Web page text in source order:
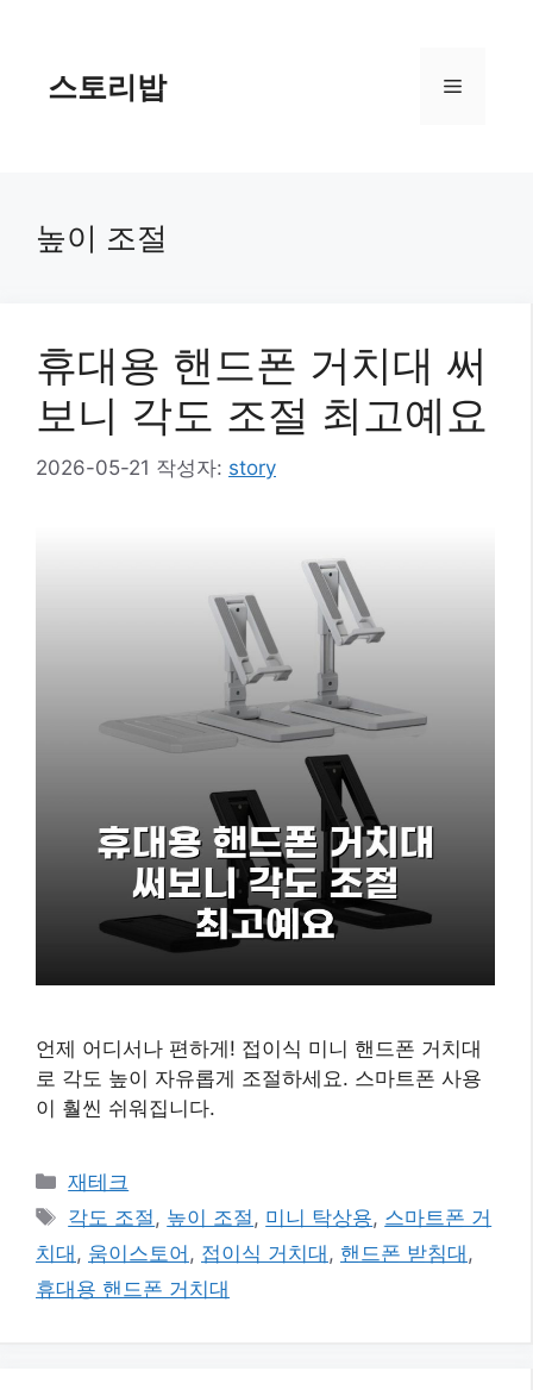
스토리밥 메
높이 조절
휴대용 핸드폰 거치대 써
보니 각도 조절 최고예요
2026-05-21 작성자: story
언제 어디서나 편하게! 접이식 미니 핸드폰 거치대
로 각도 높이 자유롭게 조절하세요. 스마트폰 사용
이 훨씬 쉬워집니다.
카
테
고
리
재테크
태
그
각도 조절 , 높이 조절 , 미니 탁상용, 스마트폰 거
치대 , 움이스토어 , 접이식 거치대 , 핸드폰 받침대 ,
휴대용 핸드폰 거치대